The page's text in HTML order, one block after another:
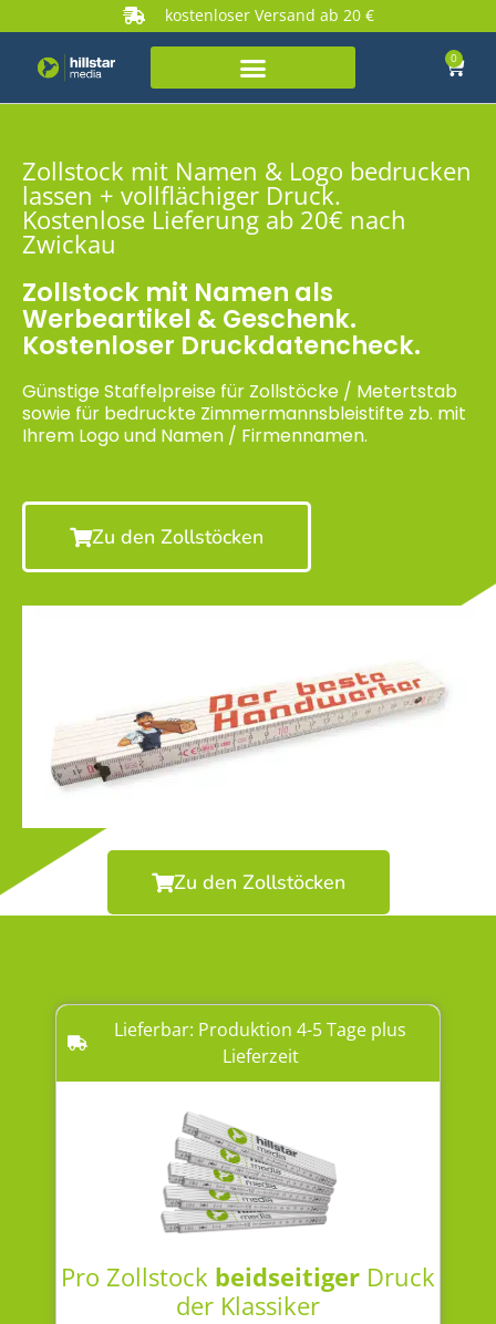
kostenloser Versand ab 20 €
0
Zollstock mit Namen & Logo bedrucken
lassen + vollflächiger Druck.
Kostenlose Lieferung ab 20€ nach
Zwickau
Zollstock mit Namen als
Werbeartikel & Geschenk.
Kostenloser Druckdatencheck.
Günstige Staffelpreise für Zollstöcke / Metertstab
sowie für bedruckte Zimmermannsbleistifte zb. mit
Ihrem Logo und Namen / Firmennamen.
Zu den Zollstöcken
Zu den Zollstöcken
Lieferbar: Produktion 4-5 Tage plus
Lieferzeit
Pro Zollstock beidseitiger Druck
der Klassiker